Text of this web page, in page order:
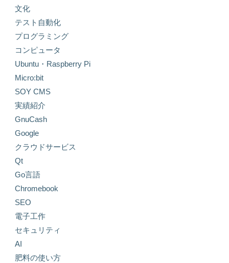
文化
テスト自動化
プログラミング
コンピュータ
Ubuntu・Raspberry Pi
Micro:bit
SOY CMS
実績紹介
GnuCash
Google
クラウドサービス
Qt
Go言語
Chromebook
SEO
電子工作
セキュリティ
AI
肥料の使い方